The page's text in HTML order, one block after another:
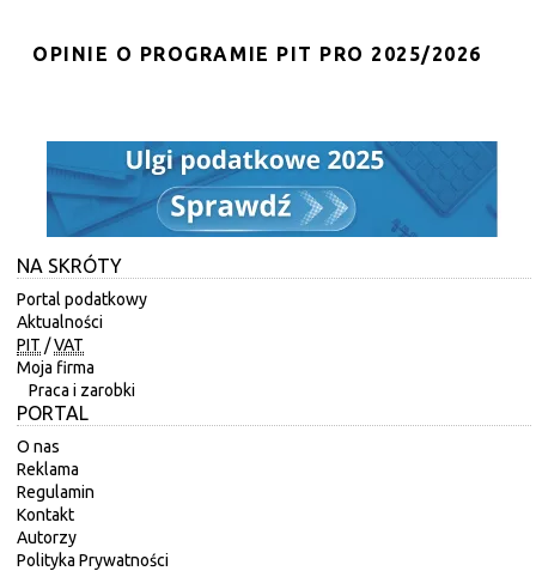
OPINIE O PROGRAMIE PIT PRO 2025/2026
NA SKRÓTY
Portal podatkowy
Aktualności
PIT /VAT
Moja firma
Praca i zarobki
PORTAL
O nas
Reklama
Regulamin
Kontakt
Autorzy
Polityka Prywatności